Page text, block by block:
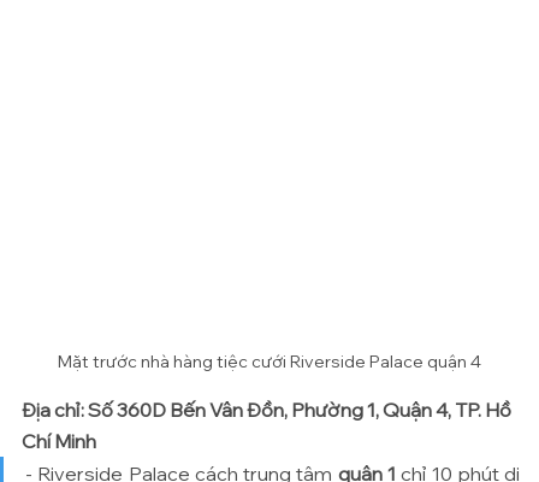
Mặt trước nhà hàng tiệc cưới Riverside Palace quận 4
Địa chỉ: Số 360D Bến Vân Đồn, Phường 1, Quận 4, TP. Hồ
Chí Minh
- Riverside Palace cách trung tâm quận 1 chỉ 10 phút di